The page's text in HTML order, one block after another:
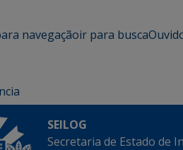
navegaçãoir para busca
SEILOG
Secretaria de Estado de